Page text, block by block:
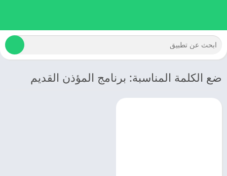
ضع الكلمة المناسبة: برنامج المؤذن القديم